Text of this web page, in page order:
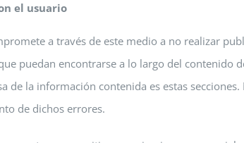
el usuario
a través de este medio a no realizar
puedan encontrarse a lo largo del contenido
de la información contenida es estas
de dichos errores.